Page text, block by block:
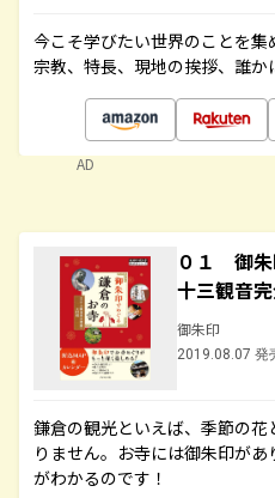
今こそ学びたい世界のことを集
宗教、特長、現地の挨拶、誰か
AD
０１ 御
十三観音
御朱印
2019.08.07 発
鎌倉の観光といえば、季節の
りません。お寺には御朱印が
がわかるのです！